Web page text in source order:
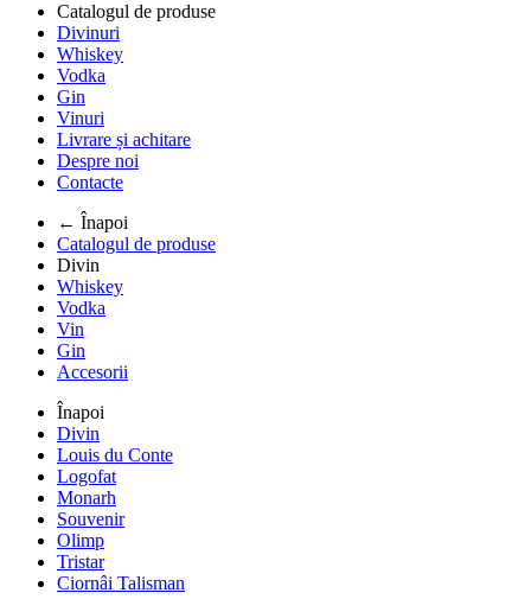
Catalogul de produse
Divinuri
Whiskey
Vodka
Gin
Vinuri
Livrare și achitare
Despre noi
Contacte
← Înapoi
Catalogul de produse
Divin
Whiskey
Vodka
Vin
Gin
Accesorii
Înapoi
Divin
Louis du Conte
Logofat
Monarh
Souvenir
Olimp
Tristar
Ciornâi Talisman